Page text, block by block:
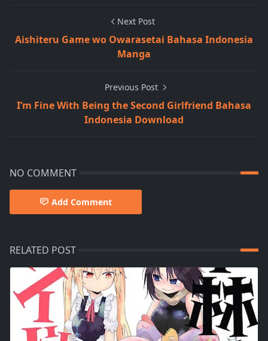
Next Post
Aishiteru Game wo Owarasetai Bahasa Indonesia
Manga
Previous Post
I’m Fine With Being the Second Girlfriend Bahasa
Indonesia Download
NO COMMENT
Add Comment
RELATED POST